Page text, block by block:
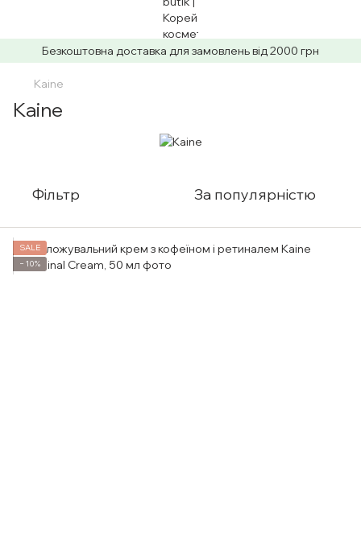
Безкоштовна доставка для замовлень від 2000 грн
Kaine
Kaine
Фільтр За популярністю
SALE
−10%